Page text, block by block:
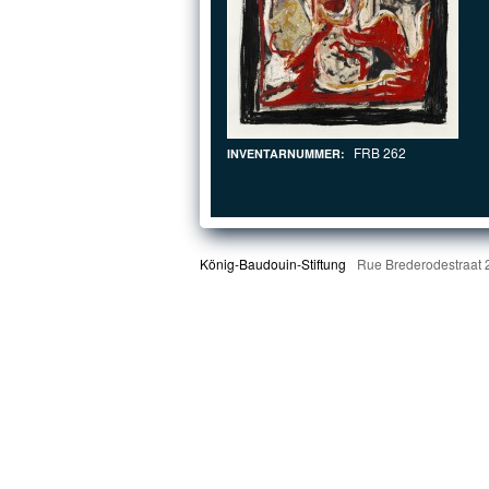
INVENTARNUMMER: FRB 262
König-Baudouin-Stiftung Rue Brederodestraat